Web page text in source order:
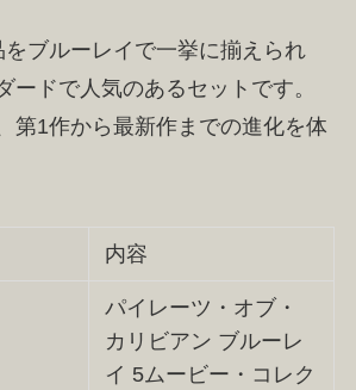
ブルーレイで一挙に揃えられ
ードで人気のあるセットです。
第1作から最新作までの進化を体
内容
パイレーツ・オブ・
カリビアン ブルーレ
イ 5ムービー・コレク